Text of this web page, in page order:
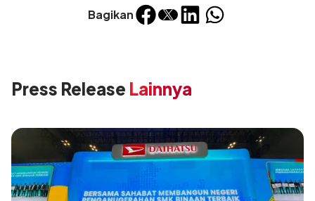
Bagikan
Press Release Lainnya